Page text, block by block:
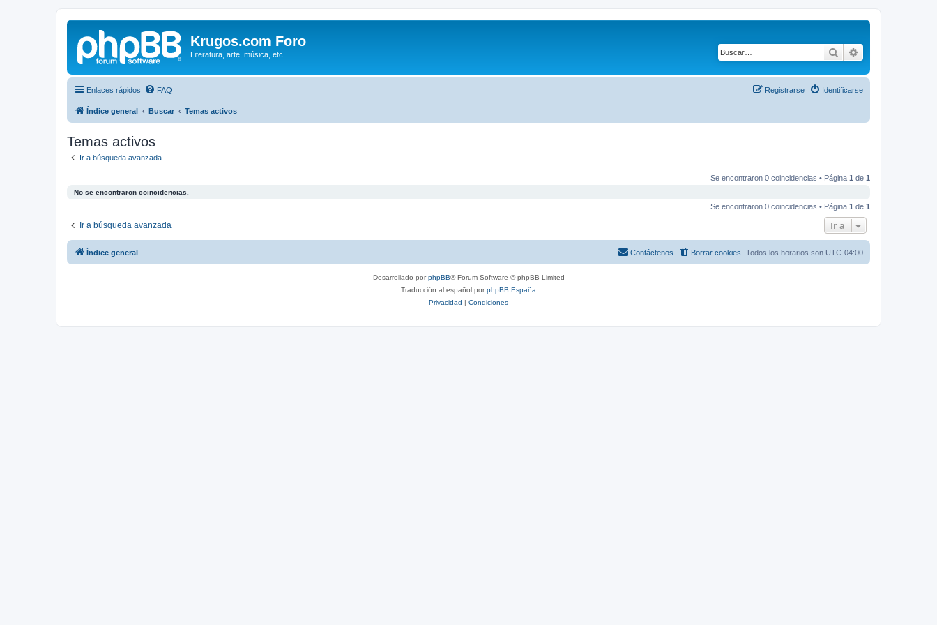
Krugos.com Foro
Literatura, arte, música, etc. Buscar
Enlaces rápidos FAQ Identificarse
Registrarse
Índice general Buscar Temas activos
Temas activos
Ir a búsqueda avanzada
Se encontraron 0 coincidencias • Página 1 de 1
No se encontraron coincidencias.
Se encontraron 0 coincidencias • Página 1 de 1
Ir a búsqueda avanzada Ir a
Índice general Todos los horarios son UTC-04:00
Borrar cookies
Contáctenos
Desarrollado porphpBB® Forum Software © phpBB Limited
Traducción al español porphpBB España
Privacidad | Condiciones